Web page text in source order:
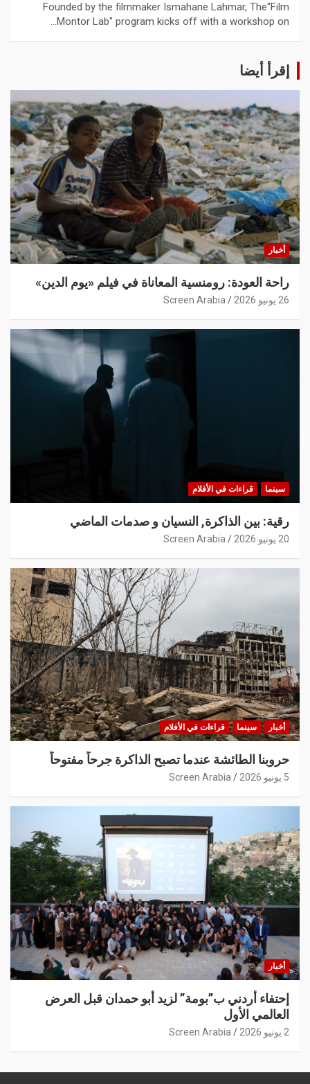
Founded by the filmmaker Ismahane Lahmar, The"Film
Montor Lab" program kicks off with a workshop on…
إقرأ أيضا
أخبار
راحة العودة: رومنسية المعاناة في فيلم «يوم الدين»
26 يونيو 2026 Screen Arabia
سينما قراءات في الأفلام
رقية: بين الذاكرة, النسيان و صدمات الماضي
20 يونيو 2026 Screen Arabia
أخبار سينما قراءات في الأفلام
حروبنا الطائشة عندما تصبح الذاكرة جرحاً مفتوحاً
5 يونيو 2026 Screen Arabia
أخبار
إحتفاء أردني ب”بومة” لزيد أبو حمدان قبل العرض
العالمي الأول
2 يونيو 2026 Screen Arabia